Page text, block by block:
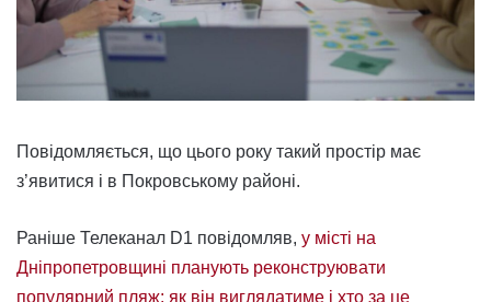
Повідомляється, що цього року такий простір має
з’явитися і в Покровському районі.
Раніше Телеканал D1 повідомляв, у місті на
Дніпропетровщині планують реконструювати
популярний пляж: як він виглядатиме і хто за це